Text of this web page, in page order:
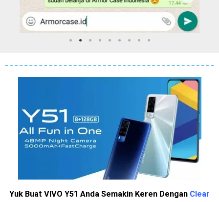
Yuk Buat VIVO Y51 Anda Semakin Keren Dengan Clear